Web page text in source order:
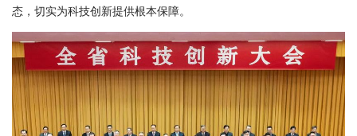
态，切实为科技创新提供根本保障。